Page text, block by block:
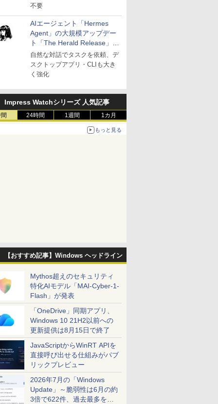
不要
AIエージェント「Hermes
Agent」の大規模アップデー
ト「The Herald Release」が
公開
自然な対話でタスクを依頼、デ
スクトップアプリ・CLIも大き
く強化
Impress Watchシリーズ 人気記事
24時間 1週間 1カ月
もっと見る
【おすすめ記事】Windows ヘッドライン
Mythos超えのセキュリティ
特化AIモデル「MAI-Cyber-1-
Flash」が発表
「OneDrive」同期アプリ、
Windows 10 21H2以前への
更新提供は8月15日で終了
JavaScriptからWinRT APIを
直接呼び出せる仕組みがパブ
リックプレビュー
2026年7月の「Windows
Update」～脆弱性は6月の約
3倍で622件、過去最多を大